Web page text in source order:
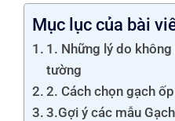
Mục lục của bài
1. Những lý do
tường
2. Cách chọn gạch
3.Gợi ý các mẫu